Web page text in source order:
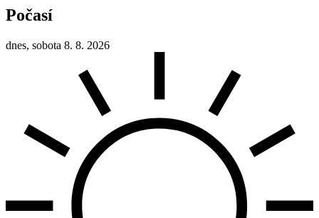
Počasí
dnes, sobota 8. 8. 2026